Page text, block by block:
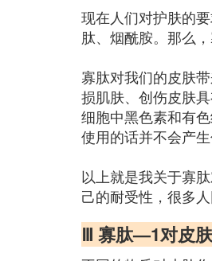
现在人们对护肤的
肽、烟酰胺。那么
寡肽对我们的皮肤
损肌肤、创伤皮肤
细胞中黑色素和有
使用的话并不会产
以上就是我关于寡
己的耐受性，很多
Ⅲ 寡肽—1对皮